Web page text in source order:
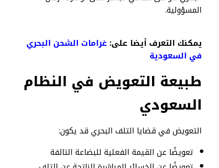
المسؤولية.
يمكنك التعرف أيضا على: غرامات الشحن البحري
في السعودية
طبيعة التعويض في النظام
السعودي
التعويض في قضايا التلف البحري قد يكون:
تعويضًا عن القيمة الفعلية للبضاعة التالفة